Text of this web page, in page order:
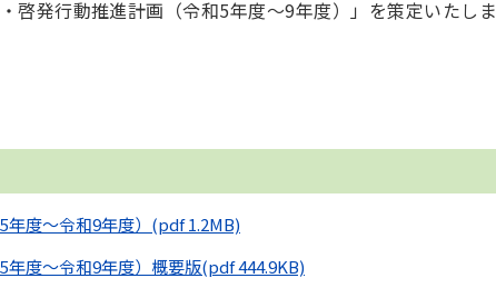
啓発行動推進計画（令和5年度～9年度）」を策定いたしま
度～令和9年度） (pdf 1.2MB)
年度～令和9年度）概要版(pdf 444.9KB)